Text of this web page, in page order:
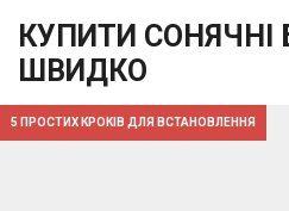
КУПИТИ СОНЯЧНІ
ШВИДКО
5 ПРОСТИХ КРОКІВ ДЛЯ ВСТАНОВЛЕННЯ